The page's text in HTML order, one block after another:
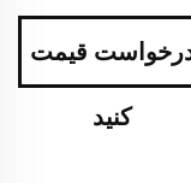
قیمت
کنید